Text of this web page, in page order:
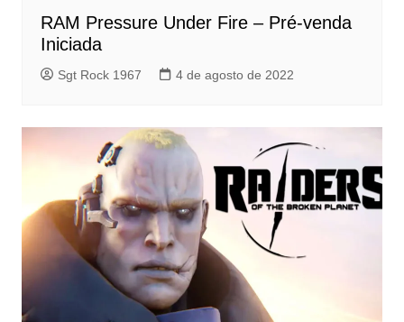
RAM Pressure Under Fire – Pré-venda
Iniciada
Sgt Rock 1967 4 de agosto de 2022